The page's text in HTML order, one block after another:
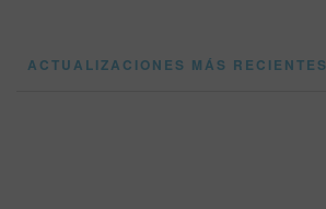
ACTUALIZACIONES MÁS RECIENTES